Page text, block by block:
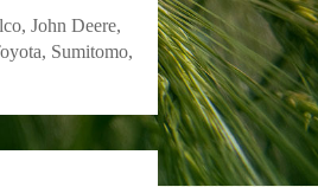
John Deere,
Sumitomo,